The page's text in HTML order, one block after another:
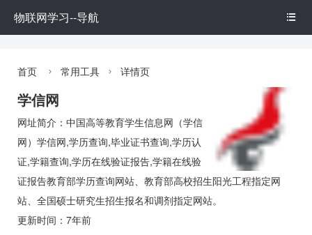
物联网学习--导航 
首页  常用工具  详情页
学信网
网址简介：中国高等教育学生信息网（学信
网）学信网,学历查询,毕业证书查询,学历认
证,学籍查询,学历在线验证报告,学籍在线验
证报告教育部学历查询网站、教育部高校招生阳光工程指定网
站、全国硕士研究生招生报名和调剂指定网站。
更新时间：7年前